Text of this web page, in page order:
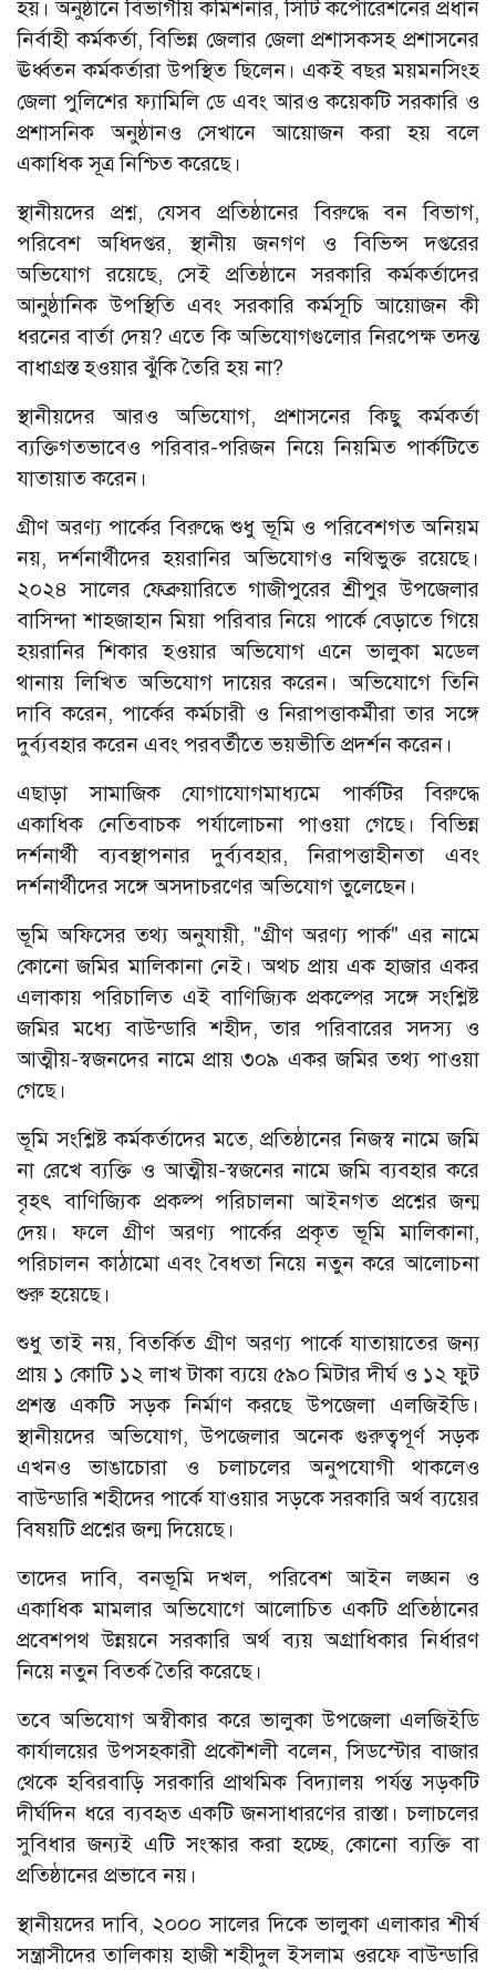
হয়। অনুষ্ঠানে বিভাগীয় কমিশনার, সিটি কর্পোরেশনের প্রধান
নির্বাহী কর্মকর্তা, বিভিন্ন জেলার জেলা প্রশাসকসহ প্রশাসনের
ঊর্ধ্বতন কর্মকর্তারা উপস্থিত ছিলেন। একই বছর ময়মনসিংহ
জেলা পুলিশের ফ্যামিলি ডে এবং আরও কয়েকটি সরকারি ও
প্রশাসনিক অনুষ্ঠানও সেখানে আয়োজন করা হয় বলে
একাধিক সূত্র নিশ্চিত করেছে।
স্থানীয়দের প্রশ্ন, যেসব প্রতিষ্ঠানের বিরুদ্ধে বন বিভাগ,
পরিবেশ অধিদপ্তর, স্থানীয় জনগণ ও বিভিন্স দপ্তরের
অভিযোগ রয়েছে, সেই প্রতিষ্ঠানে সরকারি কর্মকর্তাদের
আনুষ্ঠানিক উপস্থিতি এবং সরকারি কর্মসূচি আয়োজন কী
ধরনের বার্তা দেয়? এতে কি অভিযোগগুলোর নিরপেক্ষ তদন্ত
বাধাগ্রস্ত হওয়ার ঝুঁকি তৈরি হয় না?
স্থানীয়দের আরও অভিযোগ, প্রশাসনের কিছু কর্মকর্তা
ব্যক্তিগতভাবেও পরিবার-পরিজন নিয়ে নিয়মিত পার্কটিতে
যাতায়াত করেন।
গ্রীণ অরণ্য পার্কের বিরুদ্ধে শুধু ভূমি ও পরিবেশগত অনিয়ম
নয়, দর্শনার্থীদের হয়রানির অভিযোগও নথিভুক্ত রয়েছে।
২০২৪ সালের ফেব্রুয়ারিতে গাজীপুরের শ্রীপুর উপজেলার
বাসিন্দা শাহজাহান মিয়া পরিবার নিয়ে পার্কে বেড়াতে গিয়ে
হয়রানির শিকার হওয়ার অভিযোগ এনে ভালুকা মডেল
থানায় লিখিত অভিযোগ দায়ের করেন। অভিযোগে তিনি
দাবি করেন, পার্কের কর্মচারী ও নিরাপত্তাকর্মীরা তার সঙ্গে
দুর্ব্যবহার করেন এবং পরবর্তীতে ভয়ভীতি প্রদর্শন করেন।
এছাড়া সামাজিক যোগাযোগমাধ্যমে পার্কটির বিরুদ্ধে
একাধিক নেতিবাচক পর্যালোচনা পাওয়া গেছে। বিভিন্ন
দর্শনার্থী ব্যবস্থাপনার দুর্ব্যবহার, নিরাপত্তাহীনতা এবং
দর্শনার্থীদের সঙ্গে অসদাচরণের অভিযোগ তুলেছেন।
ভূমি অফিসের তথ্য অনুযায়ী, "গ্রীণ অরণ্য পার্ক" এর নামে
কোনো জমির মালিকানা নেই। অথচ প্রায় এক হাজার একর
এলাকায় পরিচালিত এই বাণিজ্যিক প্রকল্পের সঙ্গে সংশ্লিষ্ট
জমির মধ্যে বাউন্ডারি শহীদ, তার পরিবারের সদস্য ও
আত্মীয়-স্বজনদের নামে প্রায় ৩০৯ একর জমির তথ্য পাওয়া
গেছে।
ভূমি সংশ্লিষ্ট কর্মকর্তাদের মতে, প্রতিষ্ঠানের নিজস্ব নামে জমি
না রেখে ব্যক্তি ও আত্মীয়-স্বজনের নামে জমি ব্যবহার করে
বৃহৎ বাণিজ্যিক প্রকল্প পরিচালনা আইনগত প্রশ্নের জন্ম
দেয়। ফলে গ্রীণ অরণ্য পার্কের প্রকৃত ভূমি মালিকানা,
পরিচালন কাঠামো এবং বৈধতা নিয়ে নতুন করে আলোচনা
শুরু হয়েছে।
শুধু তাই নয়, বিতর্কিত গ্রীণ অরণ্য পার্কে যাতায়াতের জন্য
প্রায় ১ কোটি ১২ লাখ টাকা ব্যয়ে ৫৯০ মিটার দীর্ঘ ও ১২ ফুট
প্রশস্ত একটি সড়ক নির্মাণ করছে উপজেলা এলজিইডি।
স্থানীয়দের অভিযোগ, উপজেলার অনেক গুরুত্বপূর্ণ সড়ক
এখনও ভাঙাচোরা ও চলাচলের অনুপযোগী থাকলেও
বাউন্ডারি শহীদের পার্কে যাওয়ার সড়কে সরকারি অর্থ ব্যয়ের
বিষয়টি প্রশ্নের জন্ম দিয়েছে।
তাদের দাবি, বনভূমি দখল, পরিবেশ আইন লঙ্ঘন ও
একাধিক মামলার অভিযোগে আলোচিত একটি প্রতিষ্ঠানের
প্রবেশপথ উন্নয়নে সরকারি অর্থ ব্যয় অগ্রাধিকার নির্ধারণ
নিয়ে নতুন বিতর্ক তৈরি করেছে।
তবে অভিযোগ অস্বীকার করে ভালুকা উপজেলা এলজিইডি
কার্যালয়ের উপসহকারী প্রকৌশলী বলেন, সিডস্টোর বাজার
থেকে হবিরবাড়ি সরকারি প্রাথমিক বিদ্যালয় পর্যন্ত সড়কটি
দীর্ঘদিন ধরে ব্যবহৃত একটি জনসাধারণের রাস্তা। চলাচলের
সুবিধার জন্যই এটি সংস্কার করা হচ্ছে, কোনো ব্যক্তি বা
প্রতিষ্ঠানের প্রভাবে নয়।
স্থানীয়দের দাবি, ২০০০ সালের দিকে ভালুকা এলাকার শীর্ষ
সন্ত্রাসীদের তালিকায় হাজী শহীদুল ইসলাম ওরফে বাউন্ডারি